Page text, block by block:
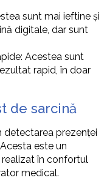
sunt mai ieftine și
digitale, dar sunt
Acestea sunt
rapid, în doar
de sarcină
detectarea prezenței
este un
în confortul
medical.